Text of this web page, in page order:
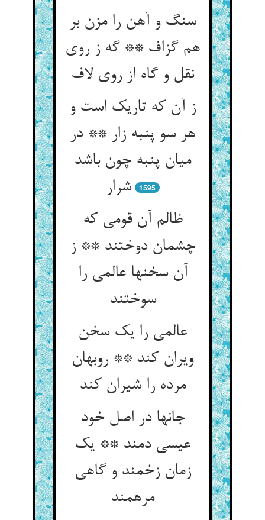
سنگ و آهن را مزن بر
هم گزاف ** گه ز روی
ز آن که تاریک است و
هر سو پنبه زار ** در
میان پنبه چون باشد
شرار
1595
ظالم آن قومی که
چشمان دوختند ** ز
آن سخنها عالمی را
سوختند
عالمی را یک سخن
ویران کند ** روبهان
مرده را شیران کند
جانها در اصل خود
عیسی دمند ** یک
زمان زخمند و گاهی
مرهمند